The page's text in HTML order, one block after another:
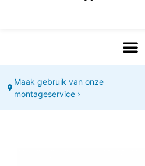
Maak gebruik van onze
montageservice ›